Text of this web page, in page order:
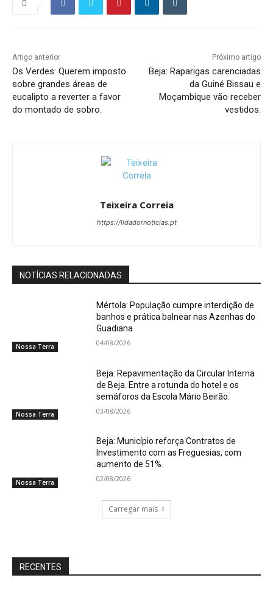
Artigo anterior
Os Verdes: Querem imposto
sobre grandes áreas de
eucalipto a reverter a favor
do montado de sobro.
Próximo artigo
Beja: Raparigas carenciadas
da Guiné Bissau e
Moçambique vão receber
vestidos.
Teixeira Correia
https://lidadornoticias.pt
NOTÍCIAS RELACIONADAS
Nossa Terra
Mértola: População cumpre interdição de
banhos e prática balnear nas Azenhas do
Guadiana.
04/08/2026
Nossa Terra
Beja: Repavimentação da Circular Interna
de Beja. Entre a rotunda do hotel e os
semáforos da Escola Mário Beirão.
03/08/2026
Nossa Terra
Beja: Município reforça Contratos de
Investimento com as Freguesias, com
aumento de 51%.
02/08/2026
Carregar mais
RECENTES